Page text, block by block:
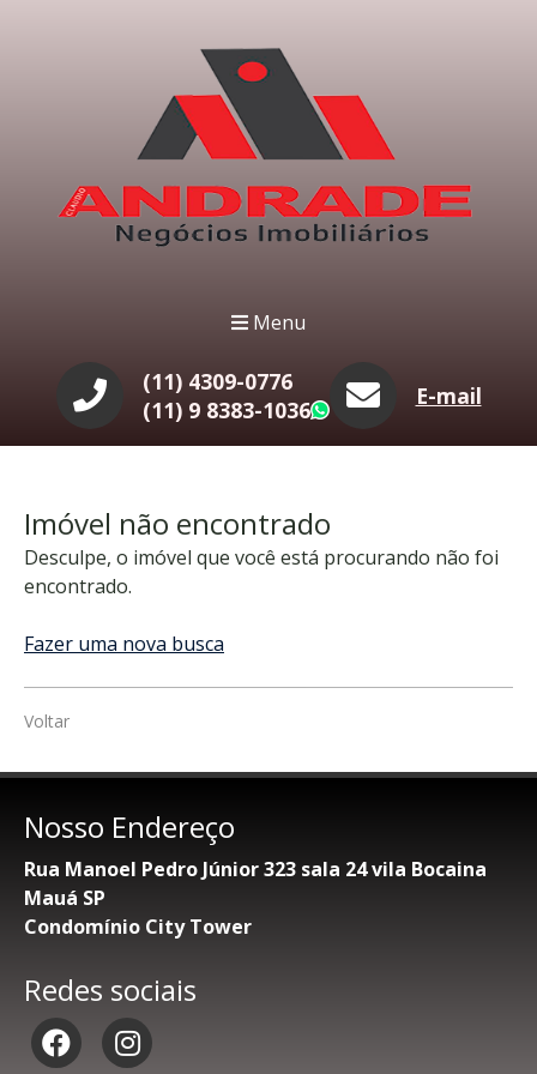
Menu
(11) 4309-0776
(11) 9 8383-1036
WhatsApp
E-mail
Imóvel não encontrado
Desculpe, o imóvel que você está procurando não foi
encontrado.
Fazer uma nova busca
Voltar
Nosso Endereço
Rua Manoel Pedro Júnior 323 sala 24 vila Bocaina
Mauá SP
Condomínio City Tower
Redes sociais